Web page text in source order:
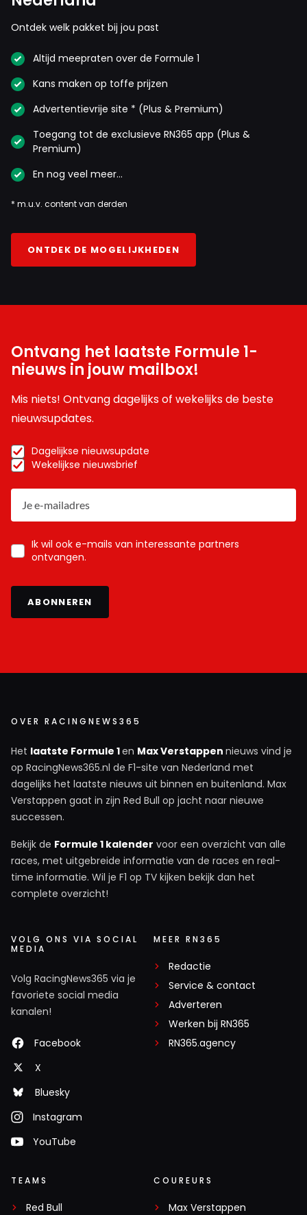
Ontdek welk pakket bij jou past
Altijd meepraten over de Formule 1
Kans maken op toffe prijzen
Advertentievrije site * (Plus & Premium)
Toegang tot de exclusieve RN365 app (Plus &
Premium)
En nog veel meer…
* m.u.v. content van derden
ONTDEK DE MOGELIJKHEDEN
Ontvang het laatste Formule 1-
nieuws in jouw mailbox!
Mis niets! Ontvang dagelijks of wekelijks de beste
nieuwsupdates.
Dagelijkse nieuwsupdate
Wekelijkse nieuwsbrief
Ik wil ook e-mails van interessante partners
ontvangen.
ABONNEREN
OVER RACINGNEWS365
Het laatste Formule 1en Max Verstappen nieuws vind je
op RacingNews365.nl de F1-site van Nederland met
dagelijks het laatste nieuws uit binnen en buitenland. Max
Verstappen gaat in zijn Red Bull op jacht naar nieuwe
successen.
Bekijk de Formule 1 kalender voor een overzicht van alle
races, met uitgebreide informatie van de races en real-
time informatie. Wil je F1 op TV kijken bekijk dan het
complete overzicht!
VOLG ONS VIA SOCIAL
MEDIA
Volg RacingNews365 via je
favoriete social media
kanalen!
Facebook
X
Bluesky
Instagram
YouTube
MEER RN365
Redactie
Service & contact
Adverteren
Werken bij RN365
RN365.agency
TEAMS
Red Bull
COUREURS
Max Verstappen